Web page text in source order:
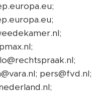
pers@fvd.nl;